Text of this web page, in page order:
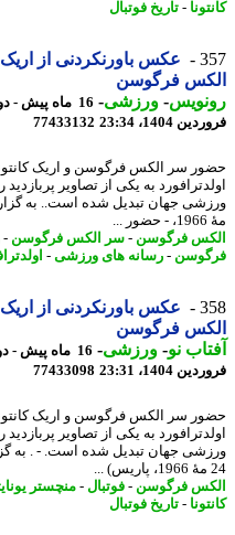
-تاریخ فوتبال
عکس باورنکردنی از اریک
فرگوسن
-ورزشی-
1404، 23:34
77433132
سر الکس فرگوسن و اریک کانتونا
به یکی از تصاویر پربازدید
فرگوسن-سر الکس فرگوسن-
-رسانه های ورزشی -اولدترافورد
عکس باورنکردنی از اریک
فرگوسن
نو- ورزشی-
1404، 23:31
77433098
سر الکس فرگوسن و اریک کانتونا
به یکی از تصاویر پربازدید
جهان تبدیل شده است. - . به گزارش
فرگوسن-فوتبال-منچستر یونایتد-
-تاریخ فوتبال